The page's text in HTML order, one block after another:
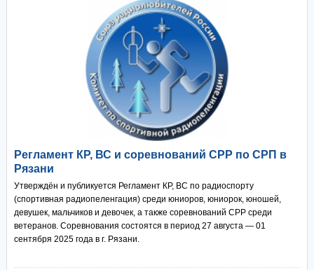
Регламент КР, ВС и соревнований СРР по СРП в
Рязани
Утверждён и публикуется Регламент КР, ВС по радиоспорту
(спортивная радиопеленгация) среди юниоров, юниорок, юношей,
девушек, мальчиков и девочек, а также соревнований СРР среди
ветеранов. Соревнования состоятся в период 27 августа — 01
сентября 2025 года в г. Рязани.